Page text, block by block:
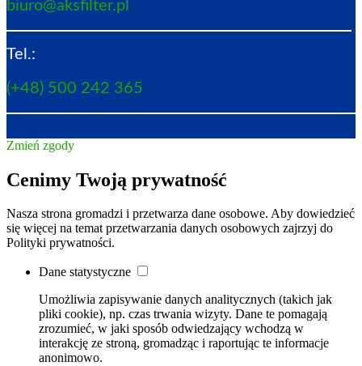
biuro@aksfilter.pl
Tel.:
(+48) 500 242 365
Zmień zgody
Cenimy Twoją prywatność
Nasza strona gromadzi i przetwarza dane osobowe. Aby dowiedzieć
się więcej na temat przetwarzania danych osobowych zajrzyj do
Polityki prywatności.
Dane statystyczne
Umożliwia zapisywanie danych analitycznych (takich jak
pliki cookie), np. czas trwania wizyty. Dane te pomagają
zrozumieć, w jaki sposób odwiedzający wchodzą w
interakcję ze stroną, gromadząc i raportując te informacje
anonimowo.